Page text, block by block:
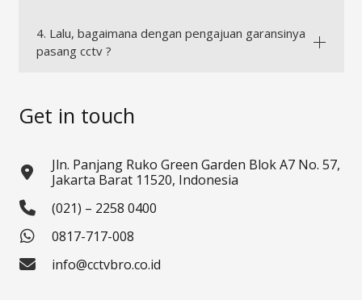
4. Lalu, bagaimana dengan pengajuan garansinya
pasang cctv ?
Get in touch
Jln. Panjang Ruko Green Garden Blok A7 No. 57,
Jakarta Barat 11520, Indonesia
(021) – 2258 0400
0817-717-008
info@cctvbro.co.id